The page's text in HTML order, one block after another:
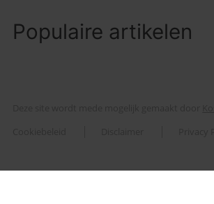
Populaire artikelen